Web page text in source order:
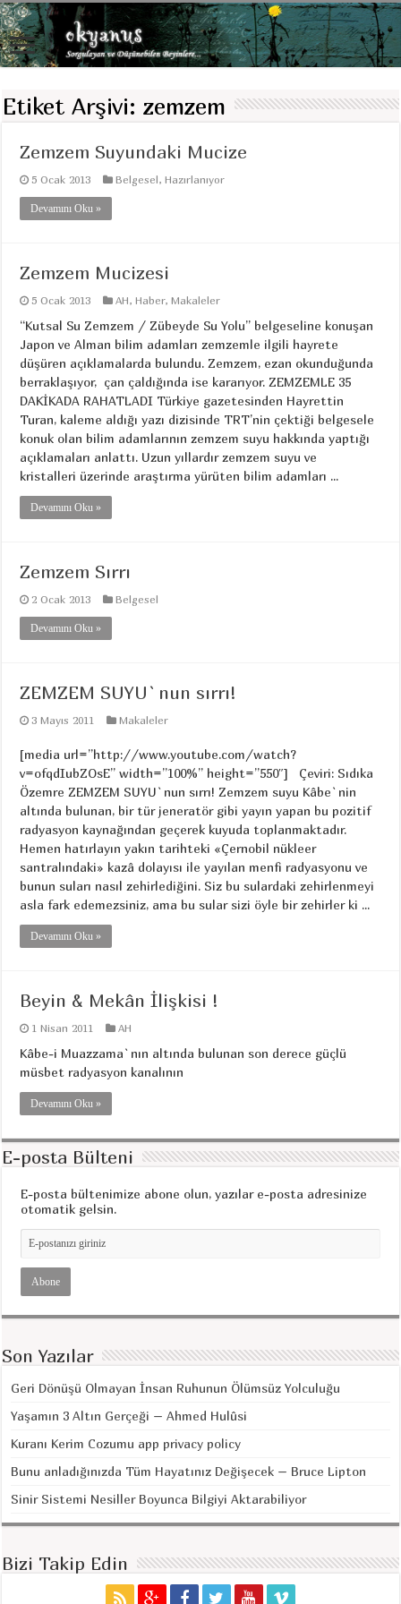
Etiket Arşivi:zemzem
Zemzem Suyundaki Mucize
5 Ocak 2013 Belgesel,Hazırlanıyor
Devamını Oku »
Zemzem Mucizesi
5 Ocak 2013 AH,Haber,Makaleler
“Kutsal Su Zemzem / Zübeyde Su Yolu” belgeseline konuşan
Japon ve Alman bilim adamları zemzemle ilgili hayrete
düşüren açıklamalarda bulundu. Zemzem, ezan okunduğunda
berraklaşıyor, çan çaldığında ise kararıyor. ZEMZEMLE 35
DAKİKADA RAHATLADI Türkiye gazetesinden Hayrettin
Turan, kaleme aldığı yazı dizisinde TRT’nin çektiği belgesele
konuk olan bilim adamlarının zemzem suyu hakkında yaptığı
açıklamaları anlattı. Uzun yıllardır zemzem suyu ve
kristalleri üzerinde araştırma yürüten bilim adamları ...
Devamını Oku »
Zemzem Sırrı
2 Ocak 2013 Belgesel
Devamını Oku »
ZEMZEM SUYU`nun sırrı!
3 Mayıs 2011 Makaleler
[media url=”http://www.youtube.com/watch?
v=ofqdIubZOsE” width=”100%” height=”550″] Çeviri: Sıdıka
Özemre ZEMZEM SUYU`nun sırrı! Zemzem suyu Kâbe`nin
altında bulunan, bir tür jeneratör gibi yayın yapan bu pozitif
radyasyon kaynağından geçerek kuyuda toplanmaktadır.
Hemen hatırlayın yakın tarihteki «Çernobil nükleer
santralındaki» kazâ dolayısı ile yayılan menfi radyasyonu ve
bunun suları nasıl zehirlediğini. Siz bu sulardaki zehirlenmeyi
asla fark edemezsiniz, ama bu sular sizi öyle bir zehirler ki ...
Devamını Oku »
Beyin & Mekân İlişkisi !
1 Nisan 2011 AH
Kâbe-i Muazzama`nın altında bulunan son derece güçlü
müsbet radyasyon kanalının
Devamını Oku »
E-posta Bülteni
E-posta bültenimize abone olun, yazılar e-posta adresinize
otomatik gelsin.
Son Yazılar
Geri Dönüşü Olmayan İnsan Ruhunun Ölümsüz Yolculuğu
Yaşamın 3 Altın Gerçeği – Ahmed Hulûsi
Kuranı Kerim Cozumu app privacy policy
Bunu anladığınızda Tüm Hayatınız Değişecek – Bruce Lipton
Sinir Sistemi Nesiller Boyunca Bilgiyi Aktarabiliyor
Bizi Takip Edin